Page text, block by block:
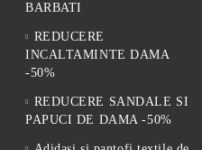
BARBATI
REDUCERE
INCALTAMINTE DAMA
-50%
REDUCERE SANDALE SI
PAPUCI DE DAMA -50%